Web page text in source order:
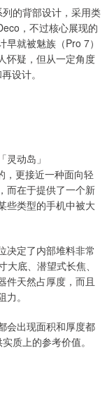
的背部设计，采用类
，不过核心展现的
就被魅族（Pro 7）
怀疑，但从一定角度
设计。
动岛」
，更接近一种面向轻
而在于提供了一个新
些类型的手机中被大
决定了内部堆料非常
底、潜望式长焦、
天然占厚度，而且
。
会出现面积和厚度都
质上的参考价值。